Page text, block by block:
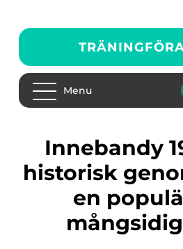
Menu
Innebandy 1996 – En
historisk
en